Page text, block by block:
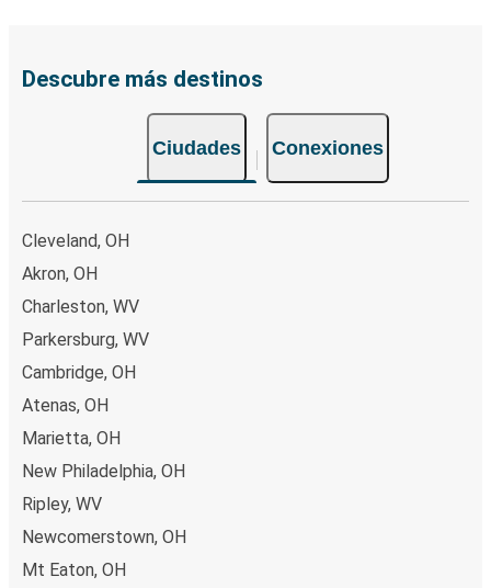
Descubre más destinos
Ciudades Conexiones
Cleveland, OH
Akron, OH
Charleston, WV
Parkersburg, WV
Cambridge, OH
Atenas, OH
Marietta, OH
New Philadelphia, OH
Ripley, WV
Newcomerstown, OH
Mt Eaton, OH